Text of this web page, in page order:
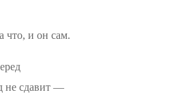
что, и он сам.
не сдавит —